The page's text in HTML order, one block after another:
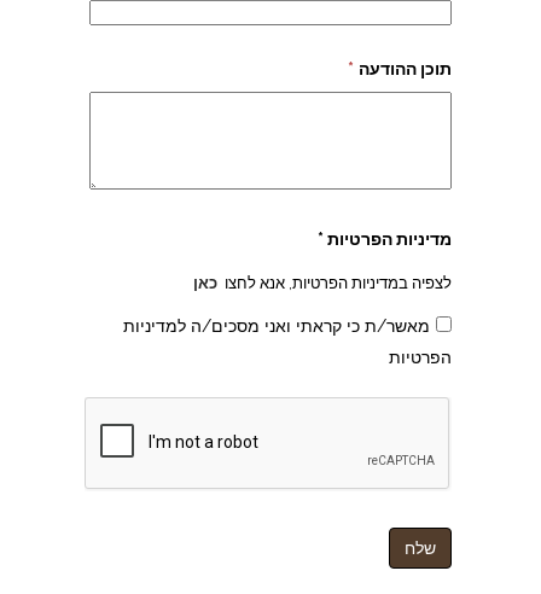
תוכן ההודעה *
מדיניות הפרטיות *
לצפיה במדיניות הפרטיות, אנא לחצו כאן
מאשר/ת כי קראתי ואני מסכים/ה למדיניות
הפרטיות